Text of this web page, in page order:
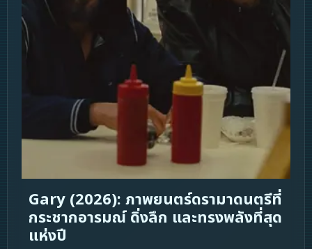
Gary (2026): ภาพยนตร์ดรามาดนตรีที่
กระชากอารมณ์ ดิ่งลึก และทรงพลังที่สุด
แห่งปี